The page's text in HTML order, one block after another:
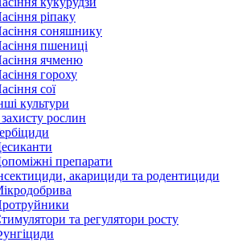
ріпаку
соняшнику
пшениці
ячменю
гороху
сої
культури
рослин
препарати
акарициди та родентициди
та регулятори росту